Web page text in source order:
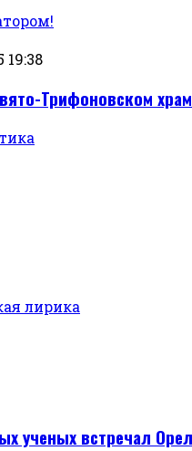
19:38
Трифоновском
лирика
ученых встречал